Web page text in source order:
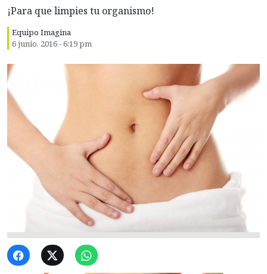
¡Para que limpies tu organismo!
Equipo Imagina
6 junio, 2016 - 6:19 pm